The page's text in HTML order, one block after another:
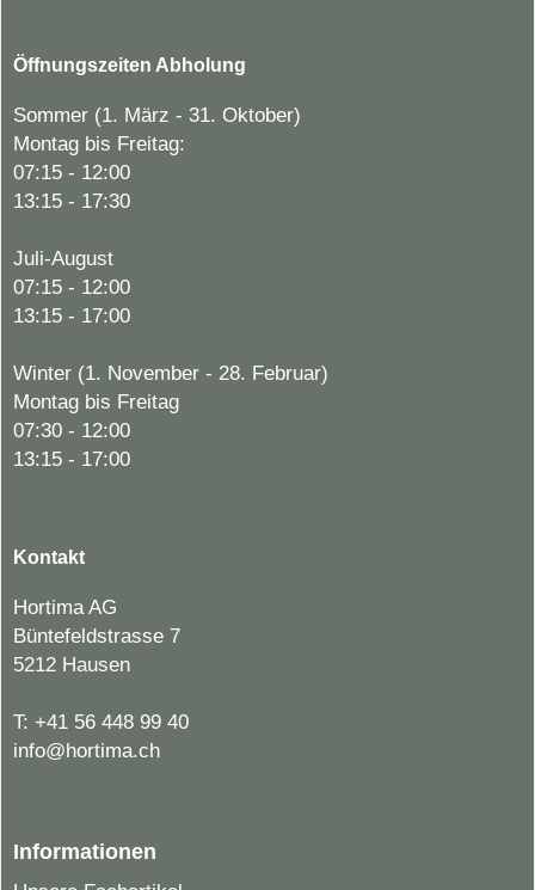
Öffnungszeiten Abholung
Sommer (1. März - 31. Oktober)
Montag bis Freitag:
07:15 - 12:00
13:15 - 17:30
Juli-August
07:15 - 12:00
13:15 - 17:00
Winter (1. November - 28. Februar)
Montag bis Freitag
07:30 - 12:00
13:15 - 17:00
Kontakt
Hortima AG
Büntefeldstrasse 7
5212 Hausen
T: +41 56 448 99 40
info@hortima.ch
Informationen